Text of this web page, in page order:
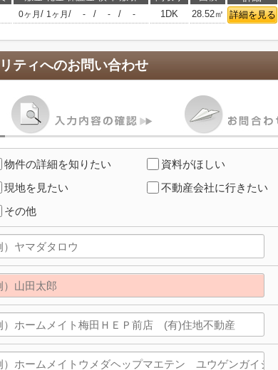
0ヶ月 / 1ヶ月 / - / - / - 1DK 28.52㎡ 詳細を見る
ティへのお問い合わせ
物件の詳細を知りたい
資料がほしい
現地を見たい
不動産会社に行きたい
その他